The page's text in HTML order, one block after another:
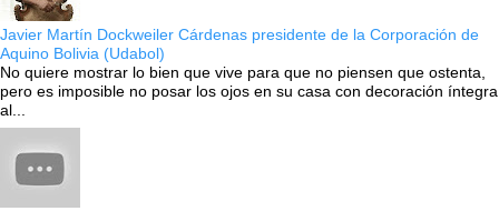
Javier Martín Dockweiler Cárdenas presidente de la Corporación de
Aquino Bolivia (Udabol)
No quiere mostrar lo bien que vive para que no piensen que ostenta,
pero es imposible no posar los ojos en su casa con decoración íntegra
al...